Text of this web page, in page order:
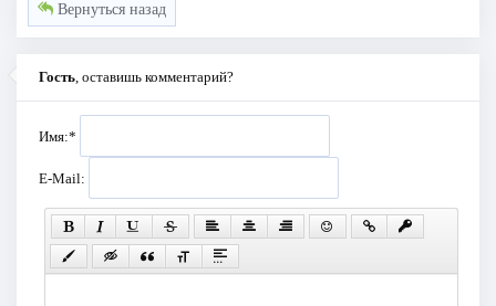
Вернуться назад
Гость, оставишь комментарий?
Имя:*
E-Mail: